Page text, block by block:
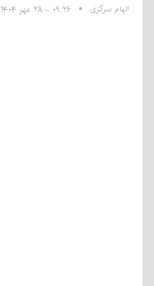
الهام سرگزی ۰۹:۲۶ - ۲۸ مهر ۱۴۰۴